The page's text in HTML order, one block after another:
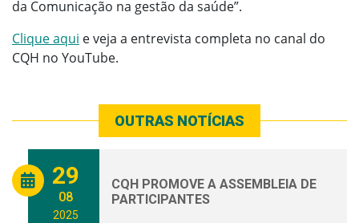
da Comunicação na gestão da saúde”.
Clique aqui e veja a entrevista completa no canal do
CQH no YouTube.
OUTRAS NOTÍCIAS
29
08
2025
CQH PROMOVE A ASSEMBLEIA DE
PARTICIPANTES